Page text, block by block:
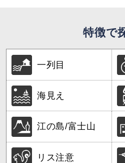
特徴で
一列目
海見え
江の島/富士山
リス注意